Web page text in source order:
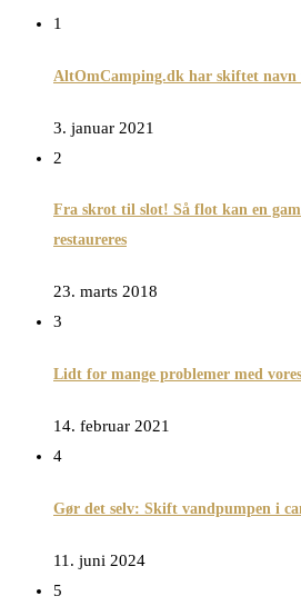
1
AltOmCamping.dk har skiftet navn
3. januar 2021
2
Fra skrot til slot! Så flot kan en
restaureres
23. marts 2018
3
Lidt for mange problemer med
14. februar 2021
4
Gør det selv: Skift vandpumpen i
11. juni 2024
5